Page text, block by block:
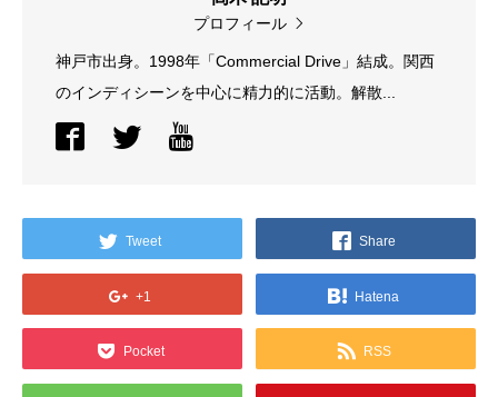
プロフィール
神戸市出身。1998年「Commercial Drive」結成。関西
のインディシーンを中心に精力的に活動。解散...
Tweet Share
+1 Hatena
Pocket RSS